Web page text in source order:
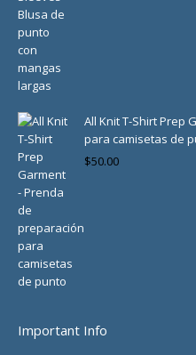
All Knit T-Shirt Prep
para camisetas de
$50.00
Important Info